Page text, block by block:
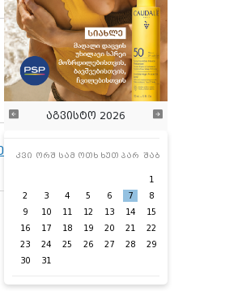
აგვისტო 2026
კვი ორშ სამ ოთხ ხუთ პარ შაბ
1
2
3 4 5 6 7
8
9
10 11 12 13 14
15
16
17 18 19 20 21
22
23
24 25 26 27 28
29
30
31